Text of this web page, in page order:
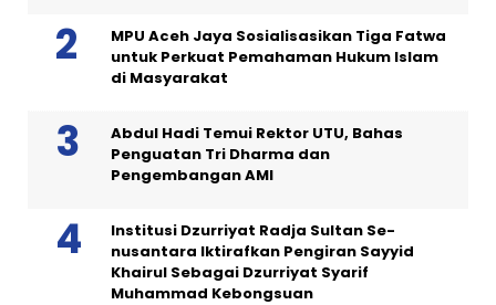
MPU Aceh Jaya Sosialisasikan Tiga Fatwa
untuk Perkuat Pemahaman Hukum Islam
di Masyarakat
Abdul Hadi Temui Rektor UTU, Bahas
Penguatan Tri Dharma dan
Pengembangan AMI
Institusi Dzurriyat Radja Sultan Se-
nusantara Iktirafkan Pengiran Sayyid
Khairul Sebagai Dzurriyat Syarif
Muhammad Kebongsuan